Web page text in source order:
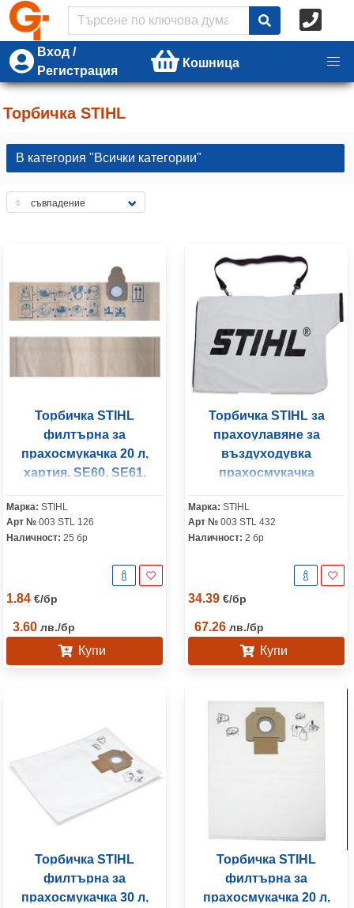
Вход /
Регистрация
Кошница
Торбичка STIHL
В категория "Всички категории"
Торбичка STIHL
филтърна за
прахосмукачка 20 л,
хартия, SЕ60, SЕ61,
Марка: STIHL
Арт № 003 STL 126
Наличност: 25 бр
1.84 €/бр
3.60 лв./бр
Купи
Торбичка STIHL за
прахоулавяне за
въздуходувка
прахосмукачка
Марка: STIHL
Арт № 003 STL 432
Наличност: 2 бр
34.39 €/бр
67.26 лв./бр
Купи
Торбичка STIHL
филтърна за
прахосмукачка 30 л,
Торбичка STIHL
филтърна за
прахосмукачка 20 л,